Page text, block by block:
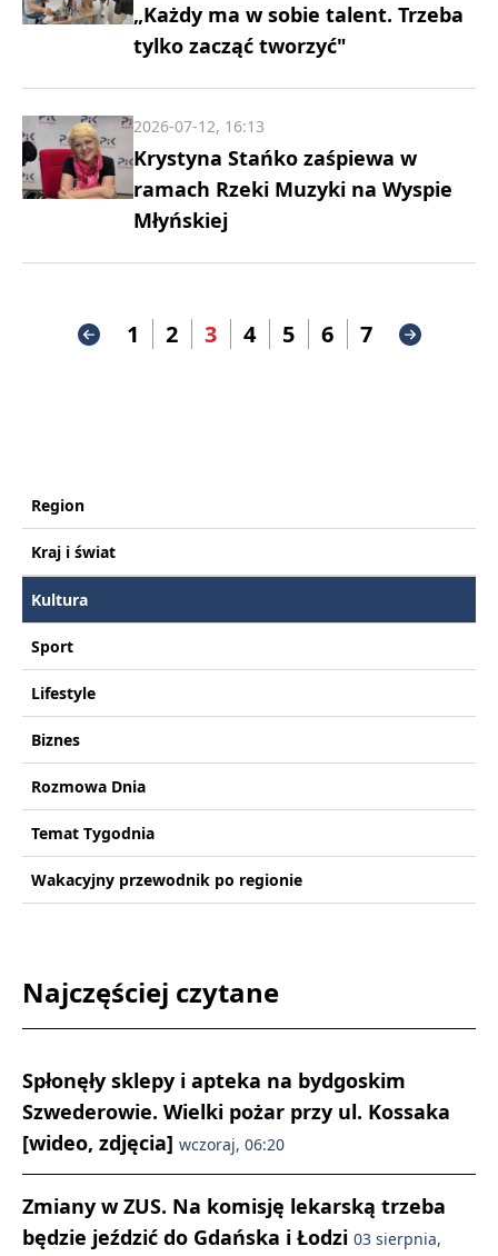
„Każdy ma w sobie talent. Trzeba
tylko zacząć tworzyć"
Krystyna Stańko zaśpiewa w
ramach Rzeki Muzyki na Wyspie
Młyńskiej
2026-07-12, 16:13
1 2 3 4 5 6 7
Region
Kraj i świat
Kultura
Sport
Lifestyle
Biznes
Rozmowa Dnia
Temat Tygodnia
Wakacyjny przewodnik po regionie
Najczęściej czytane
Spłonęły sklepy i apteka na bydgoskim
Szwederowie. Wielki pożar przy ul. Kossaka
[wideo, zdjęcia] wczoraj, 06:20
Zmiany w ZUS. Na komisję lekarską trzeba
będzie jeździć do Gdańska i Łodzi 03 sierpnia,